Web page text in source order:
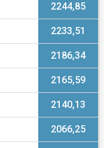
2244,85
2233,51
2186,34
2165,59
2140,13
2066,25